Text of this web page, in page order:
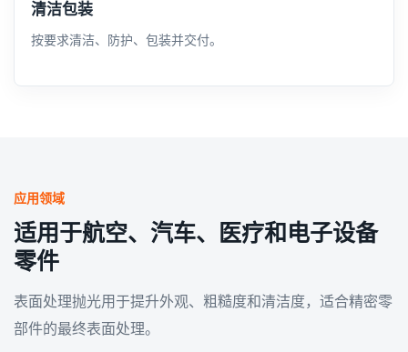
清洁包装
按要求清洁、防护、包装并交付。
应用领域
适用于航空、汽车、医疗和电子设备
零件
表面处理抛光用于提升外观、粗糙度和清洁度，适合精密零
部件的最终表面处理。